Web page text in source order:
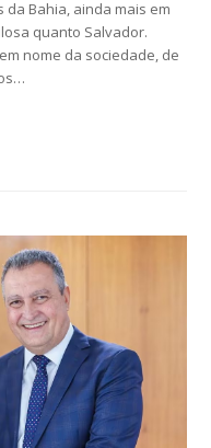
Bahia, ainda mais em
quanto Salvador.
nome da sociedade, de